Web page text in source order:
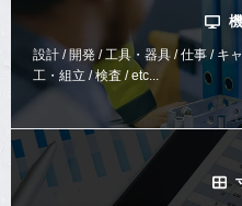
設計 / 開発 / 工具・器具 / 仕事 / キ
工・組立 / 検査 / etc...